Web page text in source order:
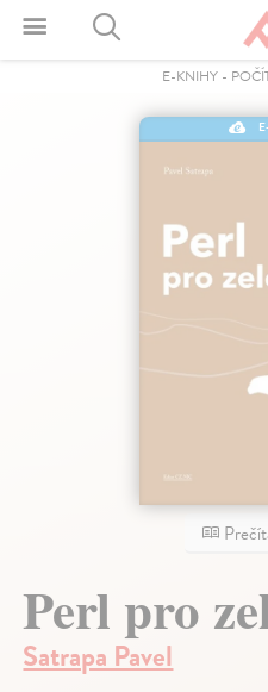
E-KNIHY -
Perl pro
Satrapa Pavel